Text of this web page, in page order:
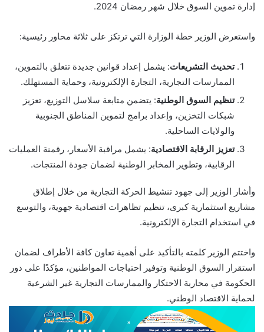
إدارة تموين السوق خلال شهر رمضان 2024.
واستعرض الوزير خطة الوزارة التي ترتكز على ثلاثة محاور رئيسية:
تحديث التشريعات: يشمل إعداد قوانين جديدة تتعلق بالتموين،
الممارسات التجارية، التجارة الإلكترونية، وحماية المستهلك.
تنظيم السوق الوطنية: يتضمن متابعة سلاسل التوزيع، تعزيز
شبكات التخزين، وإعداد برامج لتموين المناطق الجنوبية
والولايات الساحلية.
تعزيز الرقابة الاقتصادية: يشمل مراقبة الأسعار، رقمنة العمليات
الرقابية، وتطوير المخابر الوطنية لضمان جودة المنتجات.
وأشار الوزير إلى جهود تنشيط الحركة التجارية من خلال إطلاق
مشاريع استثمارية كبرى، تنظيم تظاهرات اقتصادية جهوية، والتوسع
في استخدام التجارة الإلكترونية.
واختتم الوزير كلمته بالتأكيد على أهمية تعاون كافة الأطراف لضمان
استقرار السوق الوطنية وتوفير احتياجات المواطنين، مؤكدًا على دور
الحكومة في محاربة الاحتكار والممارسات التجارية غير الشرعية
لحماية الاقتصاد الوطني.